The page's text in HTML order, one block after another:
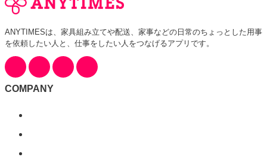
ANYTIMESは、家具組み立てや配送、家事などの日常のちょっとした用事
を依頼したい人と、仕事をしたい人をつなげるアプリです。
COMPANY